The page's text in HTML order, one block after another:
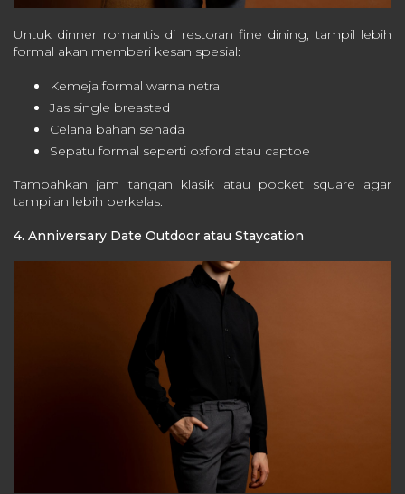
Untuk dinner romantis di restoran fine dining, tampil lebih
formal akan memberi kesan spesial:
Kemeja formal warna netral
Jas single breasted
Celana bahan senada
Sepatu formal seperti oxford atau captoe
Tambahkan jam tangan klasik atau pocket square agar
tampilan lebih berkelas.
4. Anniversary Date Outdoor atau Staycation